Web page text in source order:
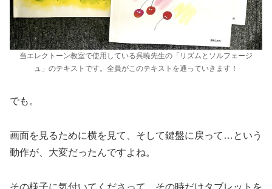
当エレクトーン教室で使用している呉暁先生の「リズムとソルフェージ
ュ」のテキストです。全員がこのテキストを通っていきます！
でも。
画面を見るために横を見て、そして鍵盤に戻って…という
動作が、大変だったんですよね。
その様子に気付いてくださって、その時だけタブレットを